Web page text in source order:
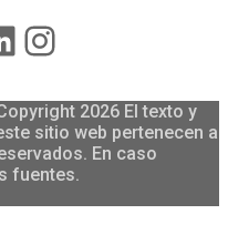
Instagram
2026 El texto y
sitio web pertenecen a
En caso
fuentes.